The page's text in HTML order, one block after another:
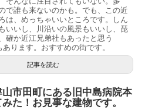
で誰も来ないのかも。でも、この近
は、めっちゃいいところです。しん
いいし、川沿いの風景もいいし、琵
確か近江兄弟社もあったと思う
あります。おすすめの街です。
記事を読む
山市田町にある旧中島病院本
た！お見事な建物です。